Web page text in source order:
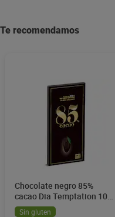
Te recomendamos
Chocolate negro 85%
cacao Dia Temptation 100
gSin gluten